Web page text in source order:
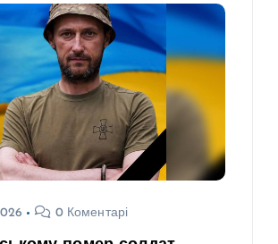
0 Коментарі